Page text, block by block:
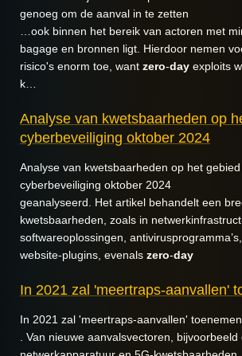
genoeg om de aanval in te zetten
…ook binnen het bereik van actoren met
bagage en bronnen ligt. Hierdoor nemen
risico's enorm toe, want zero-day exploits
k…
Analyse van kwetsbaarheden op
cyberbeveiliging oktober 2024
Analyse van kwetsbaarheden op het gebied
cyberbeveiliging oktober 2024
geanalyseerd. Het artikel behandelt een
kwetsbaarheden, zoals in
softwareoplossingen,
website-plugins, evenals zero-day
In 2021 zal 'meertraps-aanvallen'
In 2021 zal 'meertraps-aanvallen' toenemen
. Van nieuwe aanvalsvectoren,